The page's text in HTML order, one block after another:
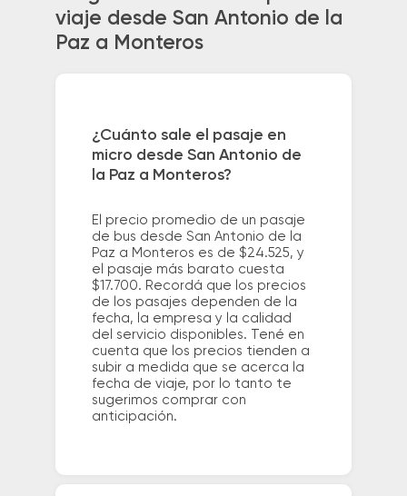
viaje desde San Antonio de la
Paz a Monteros
¿Cuánto sale el pasaje en
micro desde San Antonio de
la Paz a Monteros?
El precio promedio de un pasaje
de bus desde San Antonio de la
Paz a Monteros es de $24.525, y
el pasaje más barato cuesta
$17.700. Recordá que los precios
de los pasajes dependen de la
fecha, la empresa y la calidad
del servicio disponibles. Tené en
cuenta que los precios tienden a
subir a medida que se acerca la
fecha de viaje, por lo tanto te
sugerimos comprar con
anticipación.